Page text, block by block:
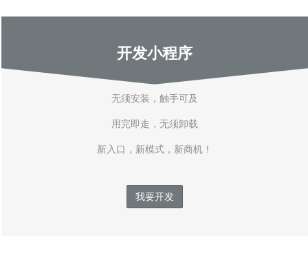
开发小程序
无须安装，触手可及
用完即走，无须卸载
新入口，新模式，新商机！
我要开发